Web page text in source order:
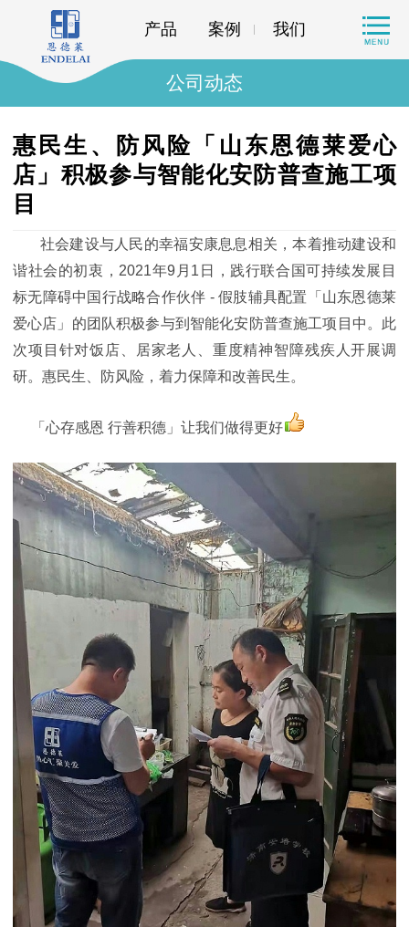
产品 案例 我们
公司动态
惠民生、防风险「山东恩德莱爱心
店」积极参与智能化安防普查施工项
目
社会建设与人民的幸福安康息息相关，本着推动建设和
谐社会的初衷，2021年9月1日，践行联合国可持续发展目
标无障碍中国行战略合作伙伴 - 假肢辅具配置「山东恩德莱
爱心店」的团队积极参与到智能化安防普查施工项目中。此
次项目针对饭店、居家老人、重度精神智障残疾人开展调
研。惠民生、防风险，着力保障和改善民生。
「心存感恩 行善积德」让我们做得更好